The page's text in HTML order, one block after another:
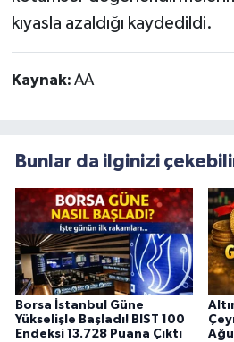
kıyasla azaldığı kaydedildi.
Kaynak: AA
Bunlar da ilginizi
Borsa İstanbul Güne
Yükselişle Başladı! BIST 100
Endeksi 13.728 Puana Çıktı